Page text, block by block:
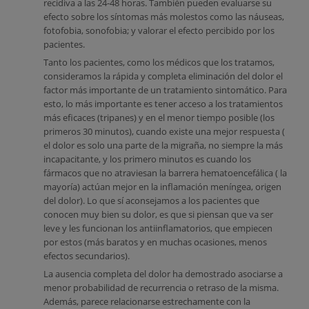
recidiva a las 24-48 horas. También pueden evaluarse su
efecto sobre los síntomas más molestos como las náuseas,
fotofobia, sonofobia; y valorar el efecto percibido por los
pacientes.
Tanto los pacientes, como los médicos que los tratamos,
consideramos la rápida y completa eliminación del dolor el
factor más importante de un tratamiento sintomático. Para
esto, lo más importante es tener acceso a los tratamientos
más eficaces (tripanes) y en el menor tiempo posible (los
primeros 30 minutos), cuando existe una mejor respuesta (
el dolor es solo una parte de la migraña, no siempre la más
incapacitante, y los primero minutos es cuando los
fármacos que no atraviesan la barrera hematoencefálica ( la
mayoría) actúan mejor en la inflamación meníngea, origen
del dolor). Lo que sí aconsejamos a los pacientes que
conocen muy bien su dolor, es que si piensan que va ser
leve y les funcionan los antiinflamatorios, que empiecen
por estos (más baratos y en muchas ocasiones, menos
efectos secundarios).
La ausencia completa del dolor ha demostrado asociarse a
menor probabilidad de recurrencia o retraso de la misma.
Además, parece relacionarse estrechamente con la